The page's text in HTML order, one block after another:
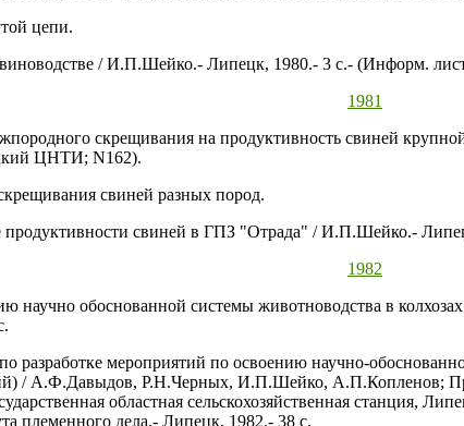
цепи.
/ И.П.Шейко.- Липецк, 1980.- 3 с.- (Информ.
1981
скрещивания на продуктивность свиней
ЦНТИ; N162).
свиней разных пород.
свиней в ГПЗ "Отрада" / И.П.Шейко.-
1982
научно обоснованной системы животноводства в
разработке мероприятий по освоению научно-
/ А.Ф.Давыдов, Р.Н.Черных, И.П.Шейко, А.П.Копленов;
областная сельскохозяйственная станция,
племенного дела.- Липецк, 1982.- 38 с.